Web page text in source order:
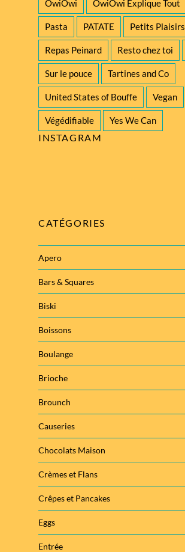
OwiOwi OwiOwi Explique Tout
Pasta PATATE Petits Plaisirs
Repas Peinard Resto chez toi
Sur le pouce Tartines and Co
United States of Bouffe Vegan
Végédifiable Yes We Can
INSTAGRAM
CATÉGORIES
Apero
Bars & Squares
Biski
Boissons
Boulange
Brioche
Brounch
Causeries
Chocolats Maison
Crèmes et Flans
Crêpes et Pancakes
Eggs
Entrée